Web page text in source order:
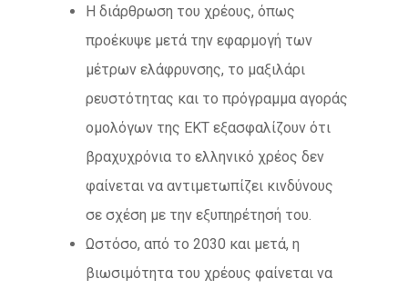
Η διάρθρωση του χρέους, όπως
προέκυψε μετά την εφαρμογή των
μέτρων ελάφρυνσης, το μαξιλάρι
ρευστότητας και το πρόγραμμα αγοράς
ομολόγων της ΕΚΤ εξασφαλίζουν ότι
βραχυχρόνια το ελληνικό χρέος δεν
φαίνεται να αντιμετωπίζει κινδύνους
σε σχέση με την εξυπηρέτησή του.
Ωστόσο, από το 2030 και μετά, η
βιωσιμότητα του χρέους φαίνεται να